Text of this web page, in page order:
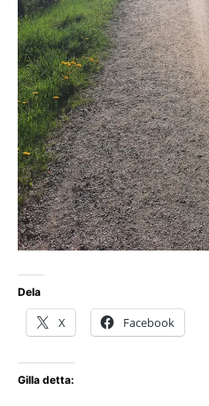
Dela
X Facebook
Gilla detta: